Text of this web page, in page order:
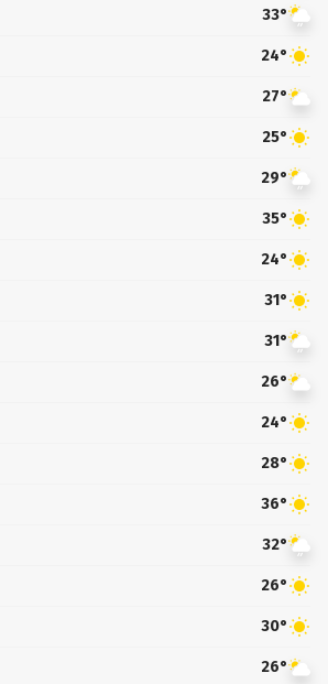
33°
24°
27°
25°
29°
35°
24°
31°
31°
26°
24°
28°
36°
32°
26°
30°
26°